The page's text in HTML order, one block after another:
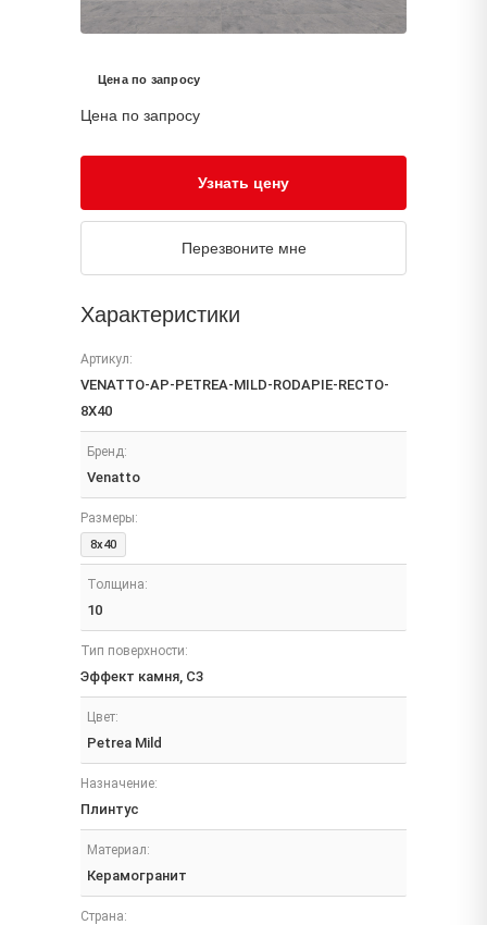
Цена по запросу
Цена по запросу
Узнать цену
Перезвоните мне
Характеристики
Артикул:
VENATTO-AP-PETREA-MILD-RODAPIE-RECTO-
8X40
Бренд:
Venatto
Размеры:
8x40
Толщина:
10
Тип поверхности:
Эффект камня, C3
Цвет:
Petrea Mild
Назначение:
Плинтус
Материал:
Керамогранит
Страна: